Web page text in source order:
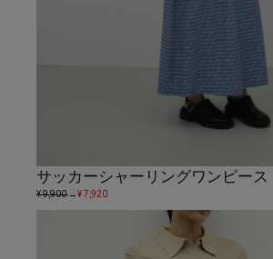
サッカーシャーリングワンピース
¥ 9,900→¥ 7,920